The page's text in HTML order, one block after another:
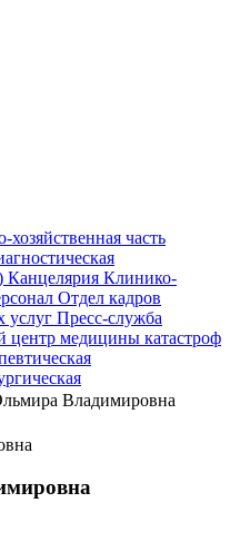
часть
Канцелярия Клинико-
Отдел кадров
услуг Пресс-служба
центр медицины катастроф
Владимировна